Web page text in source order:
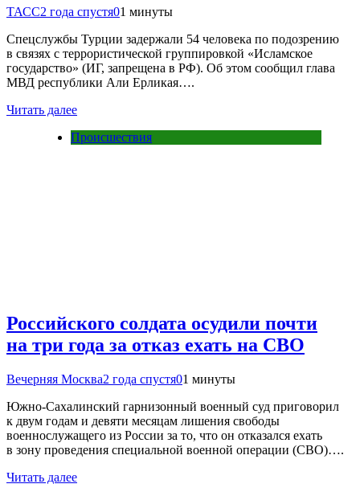
ТАСС2 года спустя01 минуты
Спецслужбы Турции задержали 54 человека по подозрению
в связях с террористической группировкой «Исламское
государство» (ИГ, запрещена в РФ). Об этом сообщил глава
МВД республики Али Ерликая….
Читать далее
Происшествия
Российского солдата осудили почти
на три года за отказ ехать на СВО
Вечерняя Москва2 года спустя01 минуты
Южно-Сахалинский гарнизонный военный суд приговорил
к двум годам и девяти месяцам лишения свободы
военнослужащего из России за то, что он отказался ехать
в зону проведения специальной военной операции (СВО)….
Читать далее